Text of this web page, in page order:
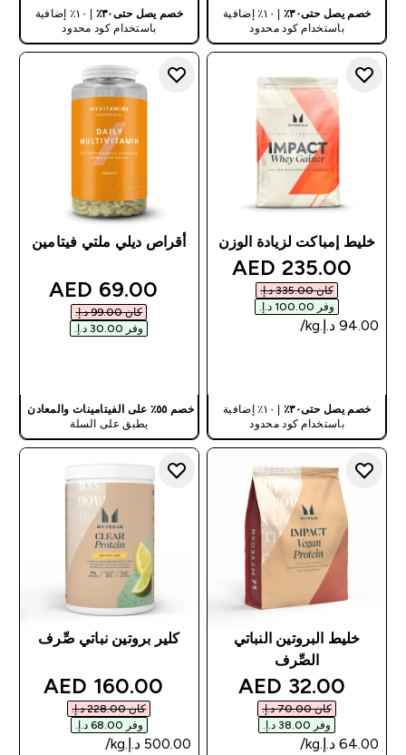
خصم يصل حتى٣٠٪
| ١٠٪ إضافية
باستخدام كود محدود
خصم يصل حتى٣٠٪
| ١٠٪ إضافية
باستخدام كود محدود
خليط إمباكت لزيادة الوزن
discounted price
235.00 AED‎
كان ‏335.00 د.إ.‏‎
وفر ‏100.00 د.إ.‏‎
خصم يصل حتى٣٠٪
| ١٠٪ إضافية
باستخدام كود محدود
أقراص ديلي ملتي فيتامين
price
69.00 AED‎
كان ‏99.00 د.إ.‏‎
وفر ‏30.00 د.إ.‏‎
خصم ٥٥٪ على الفيتامينات والمعادن
يطبق على السلة
خليط البروتين النباتي
الصِّرف
discounted price
32.00 AED‎
كان ‏70.00 د.إ.‏‎
وفر ‏38.00 د.إ.‏‎
كلير بروتين نباتي صِّرف
price
160.00 AED‎
كان ‏228.00 د.إ.‏‎
وفر ‏68.00 د.إ.‏‎